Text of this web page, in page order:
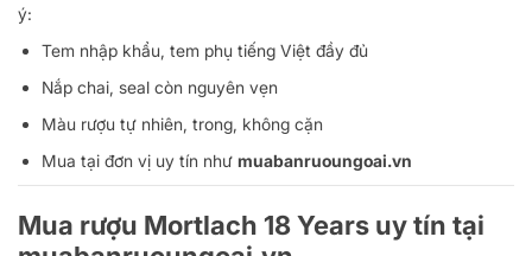
ý:
Tem nhập khẩu, tem phụ tiếng Việt đầy đủ
Nắp chai, seal còn nguyên vẹn
Màu rượu tự nhiên, trong, không cặn
Mua tại đơn vị uy tín như muabanruoungoai.vn
Mua rượu Mortlach 18 Years uy tín tại